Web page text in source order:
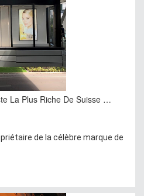
La Plus Riche De Suisse …
de la célèbre marque de